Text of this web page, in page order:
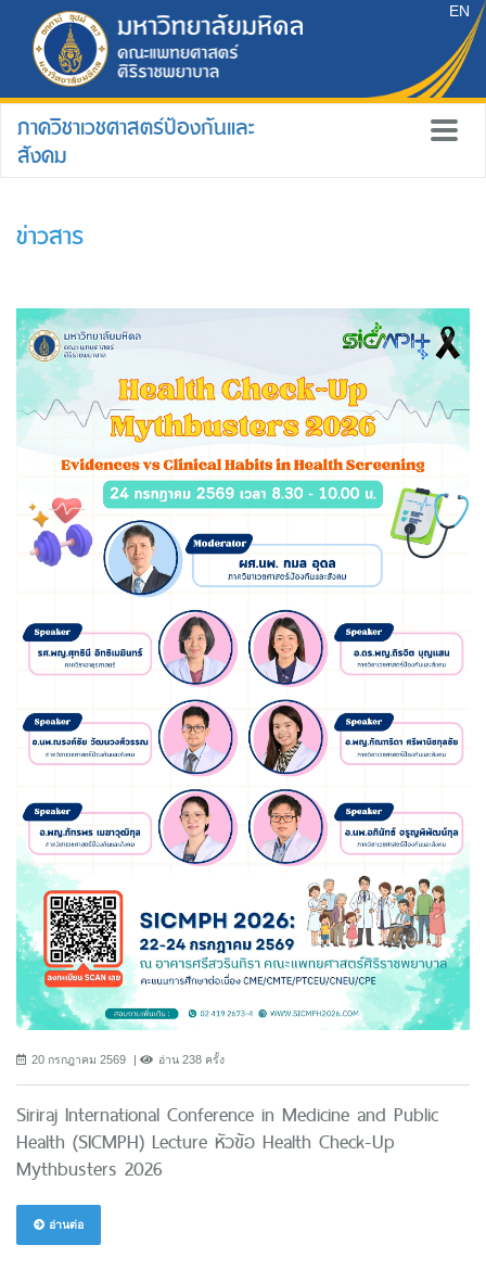
EN
ภาควิชาเวชศาสตร์ป้องกันและ
สังคม
ข่าวสาร
20 กรกฎาคม 2569 อ่าน 238 ครั้ง
Siriraj International Conference in Medicine and Public
Health (SICMPH) Lecture หัวข้อ Health Check-Up
Mythbusters 2026
อ่านต่อ